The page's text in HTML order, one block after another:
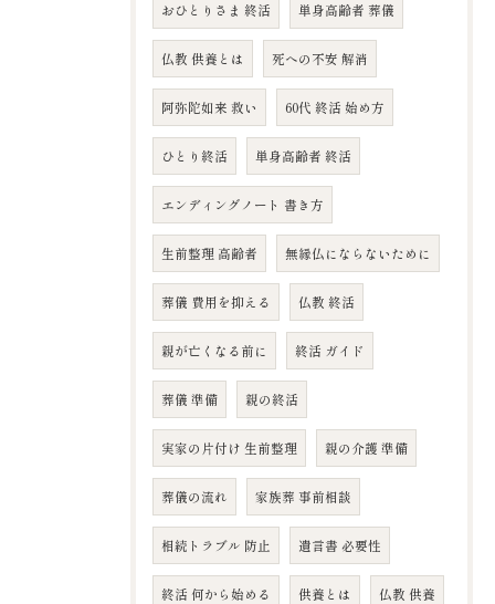
おひとりさま 終活 単身高齢者 葬儀
仏教 供養とは 死への不安 解消
阿弥陀如来 救い 60代 終活 始め方
ひとり終活 単身高齢者 終活
エンディングノート 書き方
生前整理 高齢者 無縁仏にならないために
葬儀 費用を抑える 仏教 終活
親が亡くなる前に 終活 ガイド
葬儀 準備 親の終活
実家の片付け 生前整理 親の介護 準備
葬儀の流れ 家族葬 事前相談
相続トラブル 防止 遺言書 必要性
終活 何から始める 供養とは 仏教 供養